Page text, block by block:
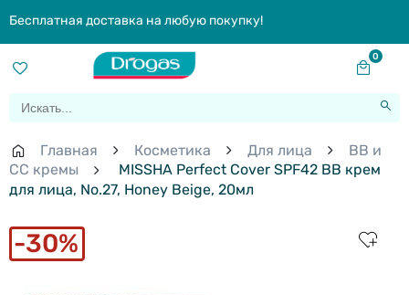
Бесплатная доставка на любую покупку!
0
Главная Косметика Для лица
BB и
СС кремы
MISSHA Perfect Cover SPF42 BB крем
для лица, No.27, Honey Beige, 20мл
30%